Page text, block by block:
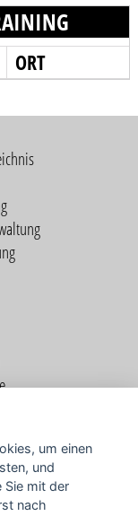
ORT
um einen
und
Sie mit der
nach